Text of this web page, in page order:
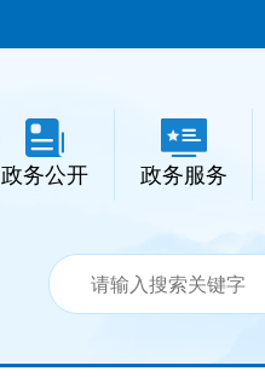
政务公开 政务服务